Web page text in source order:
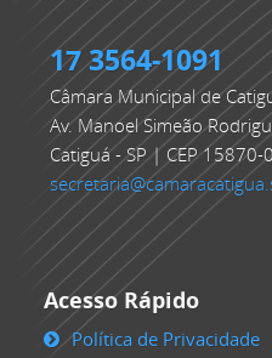
17 3564-1091
Câmara Municipal de
Av. Manoel Simeão
Catiguá - SP | CEP 15870-
Acesso Rápido
Política de Privacidade